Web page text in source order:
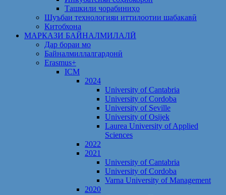
Ташкили чорабиниҳо
Шуъбаи технологияи иттилоотии шабакавӣ
Китобхона
МАРКАЗИ БАЙНАЛМИЛАЛӢ
Дар бораи мо
Байналмиллалгардонӣ
Erasmus+
ICM
2024
University of Cantabria
University of Cordoba
University of Seville
University of Osijek
Laurea University of Applied
Sciences
2022
2021
University of Cantabria
University of Cordoba
Varna University of Management
2020